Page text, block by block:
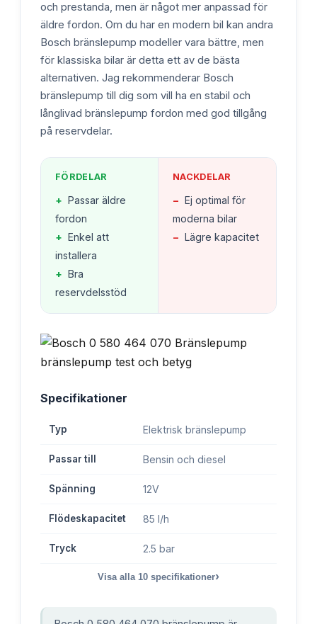
och prestanda, men är något mer anpassad för
äldre fordon. Om du har en modern bil kan andra
Bosch bränslepump modeller vara bättre, men
för klassiska bilar är detta ett av de bästa
alternativen. Jag rekommenderar Bosch
bränslepump till dig som vill ha en stabil och
långlivad bränslepump fordon med god tillgång
på reservdelar.
FÖRDELAR
+ Passar äldre
fordon
+ Enkel att
installera
+ Bra
reservdelsstöd
NACKDELAR
− Ej optimal för
moderna bilar
− Lägre kapacitet
Specifikationer
Typ Elektrisk bränslepump
Passar till Bensin och diesel
Spänning 12V
Flödeskapacitet 85 l/h
Tryck 2.5 bar
Visa alla 10 specifikationer›